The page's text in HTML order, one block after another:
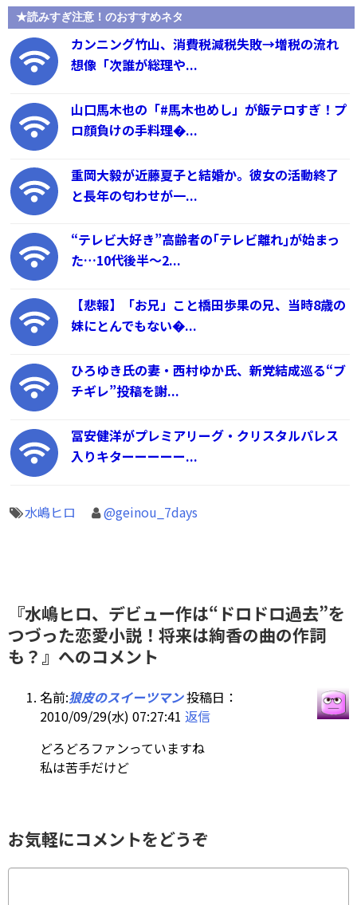
★読みすぎ注意！のおすすめネタ
カンニング竹山、消費税減税失敗→増税の流れ
想像「次誰が総理や...
山口馬木也の「#馬木也めし」が飯テロすぎ！プ
ロ顔負けの手料理�...
重岡大毅が近藤夏子と結婚か。彼女の活動終了
と長年の匂わせが一...
“テレビ大好き”高齢者の｢テレビ離れ｣が始まっ
た…10代後半～2...
【悲報】「お兄」こと橋田歩果の兄、当時8歳の
妹にとんでもない�...
ひろゆき氏の妻・西村ゆか氏、新党結成巡る“ブ
チギレ”投稿を謝...
冨安健洋がプレミアリーグ・クリスタルパレス
入りキターーーーー...
水嶋ヒロ @geinou_7days
『水嶋ヒロ、デビュー作は“ドロドロ過去”を
つづった恋愛小説！将来は絢香の曲の作詞
も？』へのコメント
名前:狼皮のスイーツマン投稿日：
2010/09/29(水) 07:27:41 返信
どろどろファンっていますね
私は苦手だけど
お気軽にコメントをどうぞ